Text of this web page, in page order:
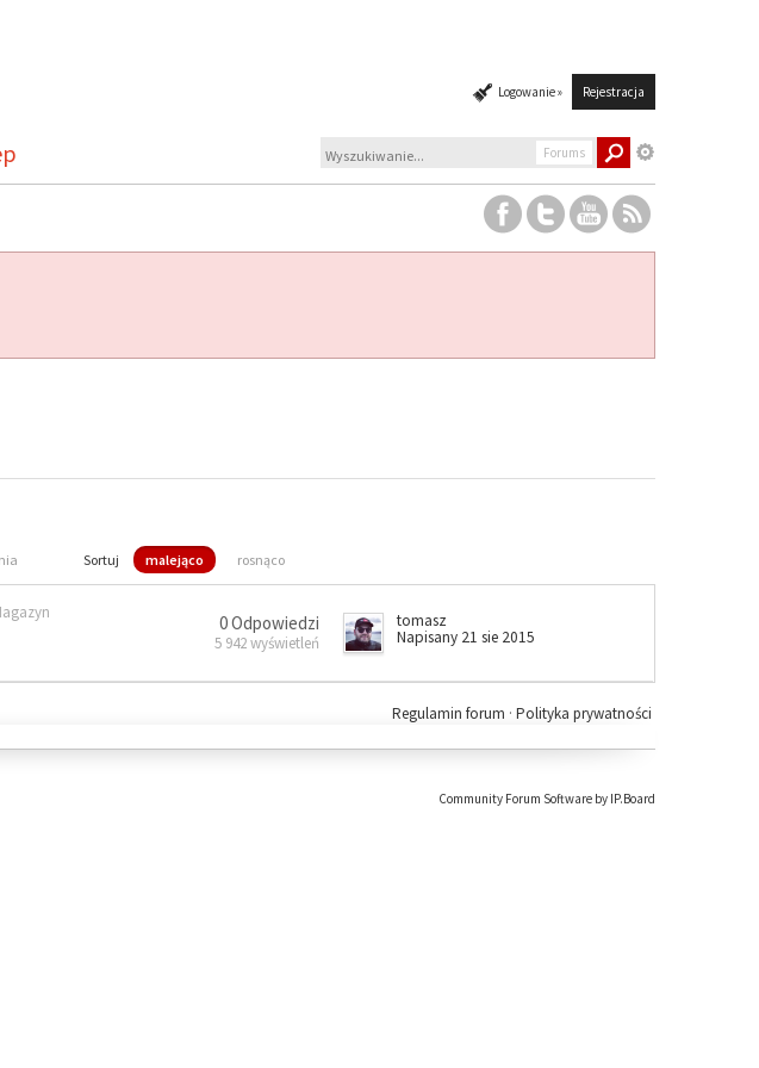
Logowanie » Rejestracja
Forums
Sortuj malejąco rosnąco
0 Odpowiedzi
5 942 wyświetleń
tomasz
Napisany 21 sie 2015
Polityka prywatności
Regulamin forum ·
Community Forum Software by IP.Board